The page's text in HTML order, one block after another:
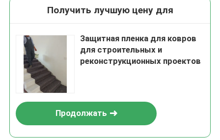
Получить лучшую цену для
Защитная пленка для ковров
для строительных и
реконструкционных проектов
Продолжать